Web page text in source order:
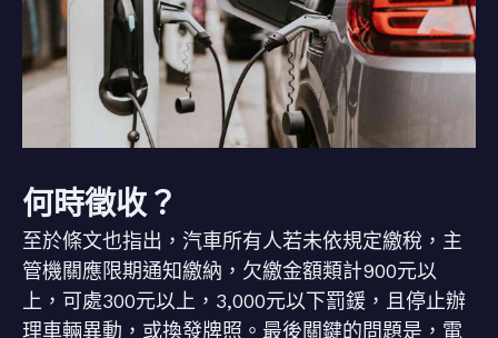
何時徵收？
至於條文也指出，汽車所有人若未依規定繳稅，主
管機關應限期通知繳納，欠繳金額類計900元以
上，可處300元以上，3,000元以下罰鍰，且停止辦
理車輛異動，或換發牌照。最後關鍵的問題是，電